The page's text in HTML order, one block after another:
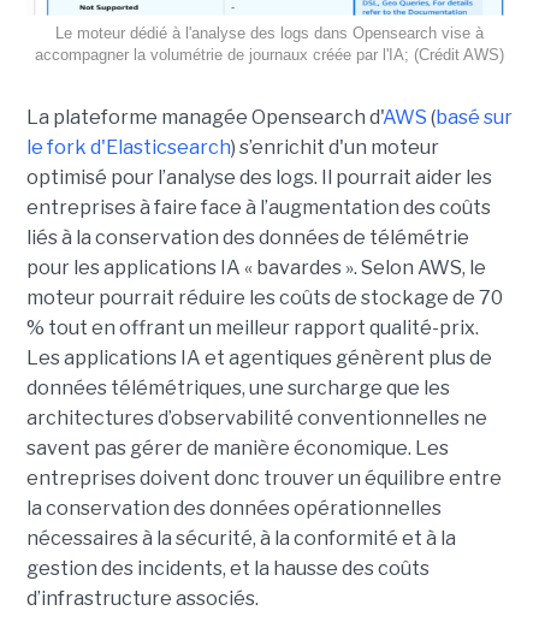
Le moteur dédié à l'analyse des logs dans Opensearch vise à
accompagner la volumétrie de journaux créée par l'IA; (Crédit AWS)
La plateforme managée Opensearch d'AWS (basé sur
le fork d'Elasticsearch) s’enrichit d'un moteur
optimisé pour l’analyse des logs. Il pourrait aider les
entreprises à faire face à l’augmentation des coûts
liés à la conservation des données de télémétrie
pour les applications IA « bavardes ». Selon AWS, le
moteur pourrait réduire les coûts de stockage de 70
% tout en offrant un meilleur rapport qualité-prix.
Les applications IA et agentiques génèrent plus de
données télémétriques, une surcharge que les
architectures d’observabilité conventionnelles ne
savent pas gérer de manière économique. Les
entreprises doivent donc trouver un équilibre entre
la conservation des données opérationnelles
nécessaires à la sécurité, à la conformité et à la
gestion des incidents, et la hausse des coûts
d’infrastructure associés.